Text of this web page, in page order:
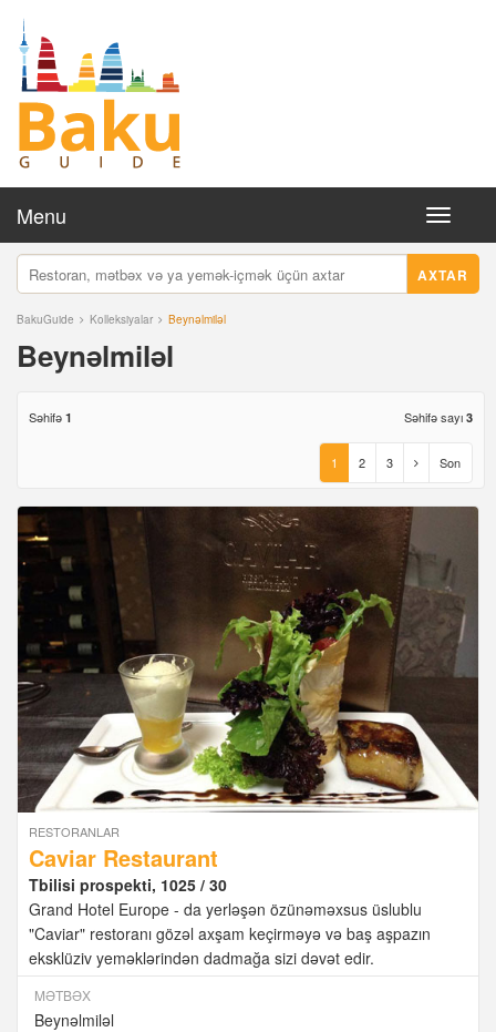
Toggle
Menu
AXTAR
BakuGuide Kolleksiyalar Beynəlmiləl
Beynəlmiləl
Səhifə 1 Səhifə sayı 3
1 2 3 Son
RESTORANLAR
Caviar Restaurant
Tbilisi prospekti, 1025 / 30
Grand Hotel Europe - da yerləşən özünəməxsus üslublu
"Caviar" restoranı gözəl axşam keçirməyə və baş aşpazın
eksklüziv yeməklərindən dadmağa sizi dəvət edir.
MƏTBƏX
Beynəlmiləl